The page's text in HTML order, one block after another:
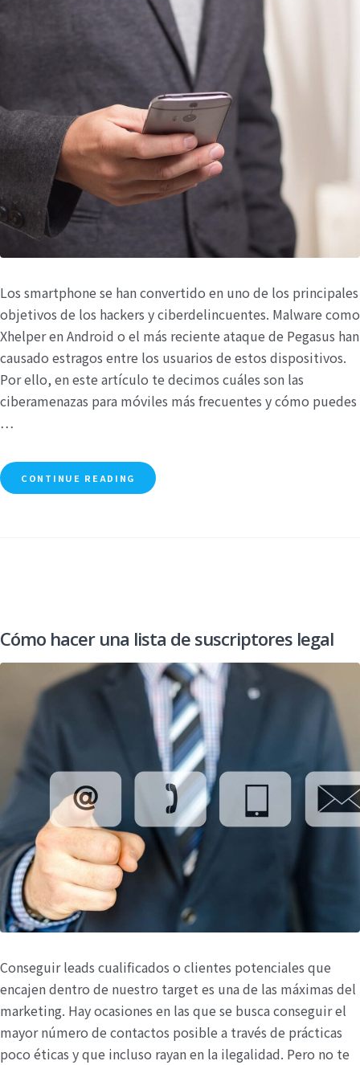
Los smartphone se han convertido en uno de los principales
objetivos de los hackers y ciberdelincuentes. Malware como
Xhelper en Android o el más reciente ataque de Pegasus han
causado estragos entre los usuarios de estos dispositivos.
Por ello, en este artículo te decimos cuáles son las
ciberamenazas para móviles más frecuentes y cómo puedes
…
CONTINUE READING
Cómo hacer una lista de suscriptores legal
Conseguir leads cualificados o clientes potenciales que
encajen dentro de nuestro target es una de las máximas del
marketing. Hay ocasiones en las que se busca conseguir el
mayor número de contactos posible a través de prácticas
poco éticas y que incluso rayan en la ilegalidad. Pero no te